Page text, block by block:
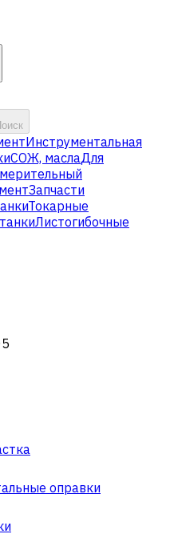
Инструментальная
СОЖ, маслаДля
Запчасти
Токарные
Листогибочные
оправки